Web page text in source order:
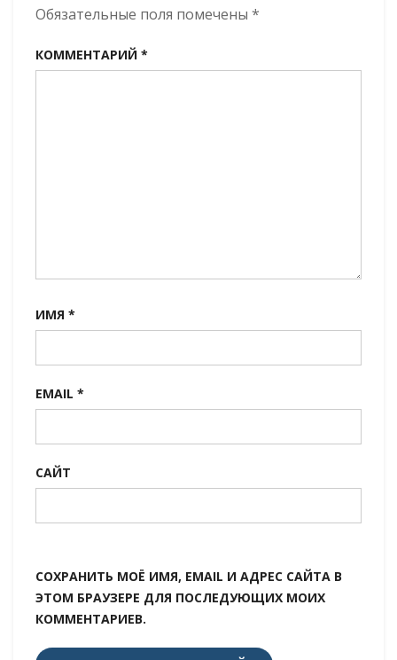
Обязательные поля помечены *
КОММЕНТАРИЙ *
ИМЯ *
EMAIL *
САЙТ
СОХРАНИТЬ МОЁ ИМЯ, EMAIL И АДРЕС САЙТА В
ЭТОМ БРАУЗЕРЕ ДЛЯ ПОСЛЕДУЮЩИХ МОИХ
КОММЕНТАРИЕВ.